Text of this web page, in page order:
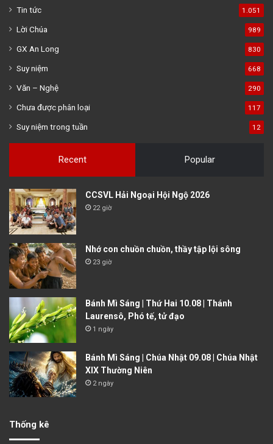
Tin tức 1.051
Lời Chúa 989
GX An Long 830
Suy niệm 668
Văn – Nghệ 290
Chưa được phân loại 117
Suy niệm trong tuần 12
Recent Popular
CCSVL Hải Ngoại Hội Ngộ 2026
22 giờ
Nhớ con chuồn chuồn, thầy tập lội sông
23 giờ
Bánh Mì Sáng | Thứ Hai 10.08 | Thánh
Laurensô, Phó tế, tử đạo
1 ngày
Bánh Mì Sáng | Chúa Nhật 09.08 | Chúa Nhật
XIX Thường Niên
2 ngày
Thống kê